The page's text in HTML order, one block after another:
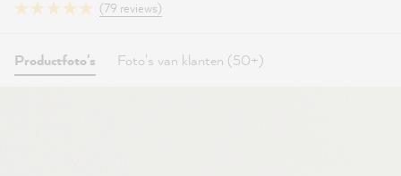
(79 reviews)
Productfoto's Foto's van klanten (50+)